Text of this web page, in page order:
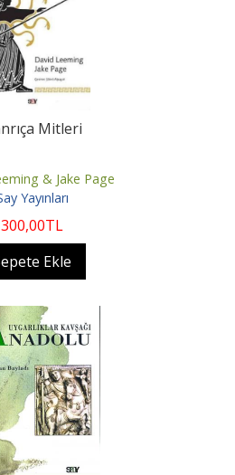
Mitleri
& Jake Page
Yayınları
300,00TL
Ekle